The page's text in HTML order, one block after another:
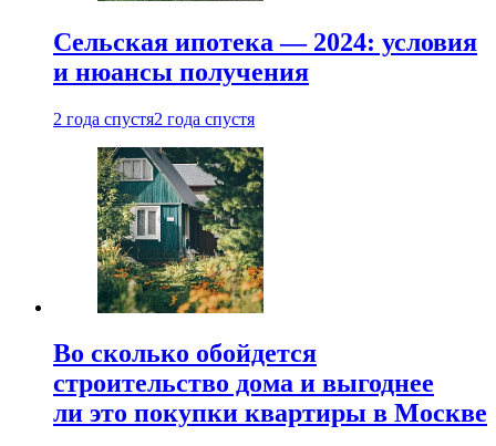
Сельская ипотека — 2024: условия
и нюансы получения
2 года спустя2 года спустя
Во сколько обойдется
строительство дома и выгоднее
ли это покупки квартиры в Москве